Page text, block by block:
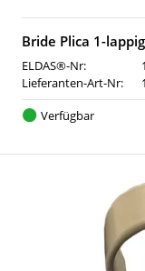
Bride Plica 1-
ELDAS®-Nr:
Lieferanten-Art-Nr:
Verfügbar